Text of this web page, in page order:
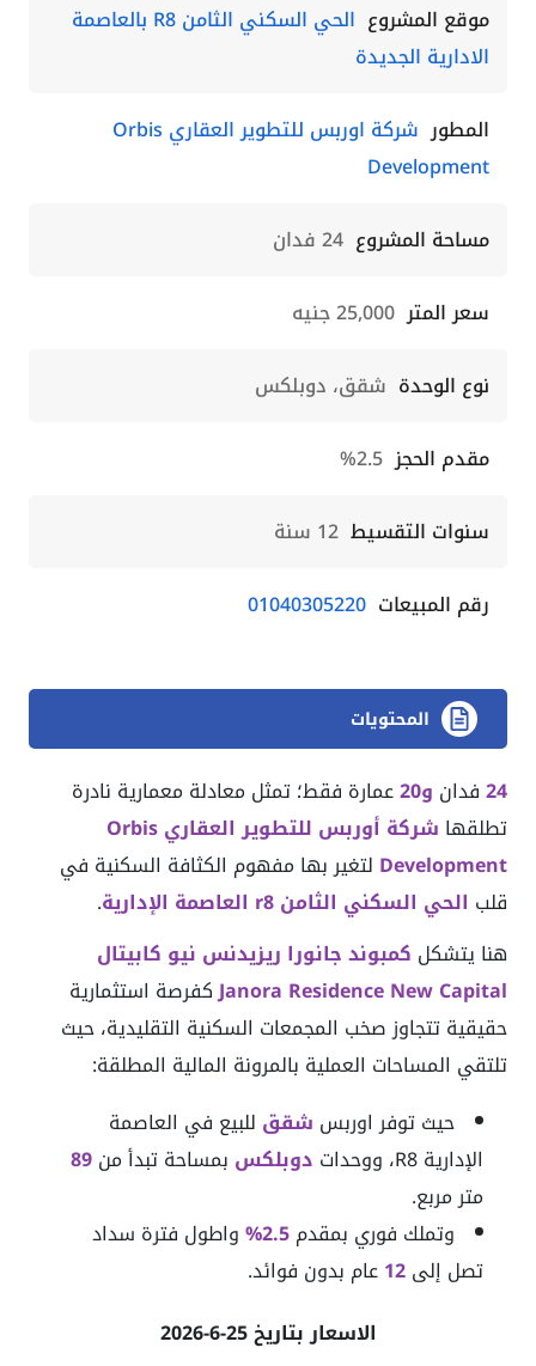
موقع المشروع
الحي السكني الثامن R8 بالعاصمة
الادارية الجديدة
المطور
شركة اوربس للتطوير العقاري Orbis
Development
مساحة المشروع 24 فدان
سعر المتر 25,000 جنيه
نوع الوحدة شقق، دوبلكس
مقدم الحجز 2.5%
سنوات التقسيط 12 سنة
رقم المبيعات 01040305220
المحتويات
24فدان و20
عمارة فقط؛ تمثل معادلة معمارية نادرة
تطلقها
شركة أوربس للتطوير العقاري Orbis
Development لتغير بها مفهوم الكثافة السكنية في
قلب الحي السكني الثامن r8 العاصمة الإدارية
.
هنا يتشكل كمبوند جانورا ريزيدنس نيو كابيتال
Janora ResidenceNewCapital
كفرصة استثمارية
حقيقية تتجاوز صخب المجمعات السكنية التقليدية، حيث
تلتقي المساحات العملية بالمرونة المالية المطلقة:
حيث توفر اوربس شقق للبيع في العاصمة
الإدارية R8، ووحدات
دوبلكس بمساحة تبدأ من89
متر مربع.
وتملك فوري بمقدم2.5%
واطول فترة سداد
تصل إلى12عام بدون فوائد.
الاسعار بتاريخ 25-6-2026